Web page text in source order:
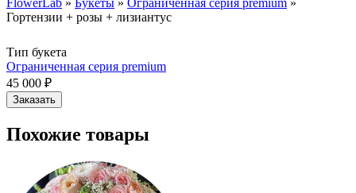
Вы здесь
FlowerLab » Букеты » Ограниченная серия premium »
Гортензии + розы + лизиантус
Тип букета
Ограниченная серия premium
45 000 ₽
Похожие товары